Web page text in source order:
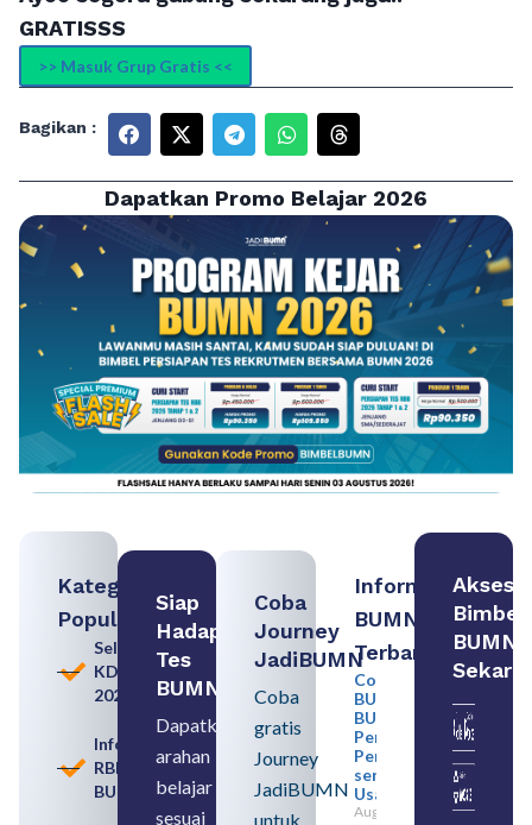
GRATISSS
>> Masuk Grup Gratis <<
Bagikan :
Dapatkan Promo Belajar 2026
Kategori
Populer
Seleksi
KDKMP
2026
Informasi
RBB
BUMN
Siap
Hadapi
Tes
BUMN
Dapatkan
arahan
belajar
sesuai
Coba
Journey
JadiBUMN
Coba
gratis
Journey
JadiBUMN
untuk
Informasi
BUMN
Terbaru:
Contoh
BUMN dan
BUMD
Pengertian,
Perbedaan,
serta Jenis
Usahanya
August 6,
Akses
Bimbel
BUMN